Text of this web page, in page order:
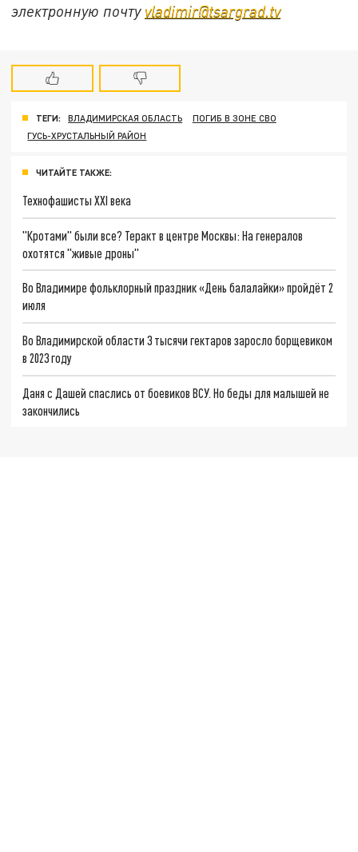
электронную почту vladimir@tsargrad.tv
ТЕГИ: ВЛАДИМИРСКАЯ ОБЛАСТЬ
ПОГИБ В ЗОНЕ СВО
ГУСЬ-ХРУСТАЛЬНЫЙ РАЙОН
ЧИТАЙТЕ ТАКЖЕ:
Технофашисты XXI века
"Кротами" были все? Теракт в центре Москвы: На генералов
охотятся "живые дроны"
Во Владимире фольклорный праздник «День балалайки» пройдёт 2
июля
Во Владимирской области 3 тысячи гектаров заросло борщевиком
в 2023 году
Даня с Дашей спаслись от боевиков ВСУ. Но беды для малышей не
закончились